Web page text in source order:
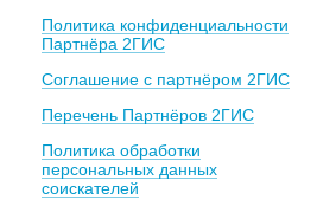
Политика конфиденциальности
Партнёра 2ГИС
Соглашение с партнёром 2ГИС
Перечень Партнёров 2ГИС
Политика обработки
персональных данных
соискателей